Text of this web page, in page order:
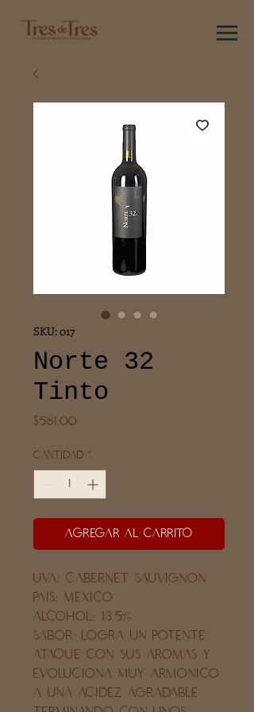
SKU: 017
Norte 32
Tinto
$581.00
Cantidad *
Agregar al carrito
UVA: Cabernet sauvignon
PAÍS: México
ALCOHOL: 13.5%
SABOR: Logra un potente
ataque con sus aromas y
evoluciona muy armónico
a una acidez agradable